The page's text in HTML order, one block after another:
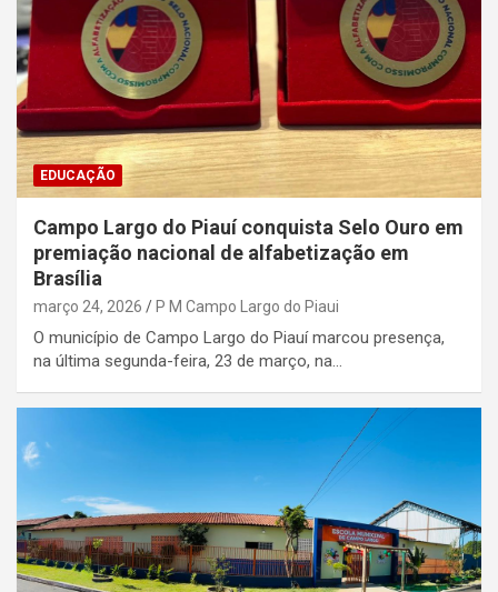
EDUCAÇÃO
Campo Largo do Piauí conquista Selo Ouro em
premiação nacional de alfabetização em
Brasília
março 24, 2026 P M Campo Largo do Piaui
O município de Campo Largo do Piauí marcou presença,
na última segunda-feira, 23 de março, na…